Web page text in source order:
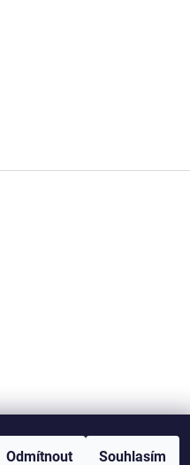
Odmítnout Souhlasím